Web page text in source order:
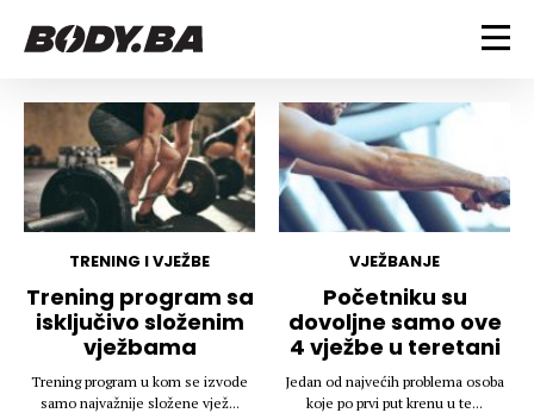
FITNESS
Vježbanje
Mršanje
Discipline
Indoor & Outdoor
BODYBUILDING
Trening i vježbe
Takmičarski bodybuilding
Savjeti
Ostalo
ISHRANA
Dijete
Nutricionizam
Recepti
Suplementi
ZDRAVLJE
Um i tijelo
Povrede i bolesti
LIFESTYLE
TRENING I VJEŽBE
Trening program sa
isključivo složenim
vježbama
Trening program u kom se izvode
samo najvažnije složene vjež...
VJEŽBANJE
Početniku su
dovoljne samo ove
4 vježbe u teretani
Jedan od najvećih problema osoba
koje po prvi put krenu u te...